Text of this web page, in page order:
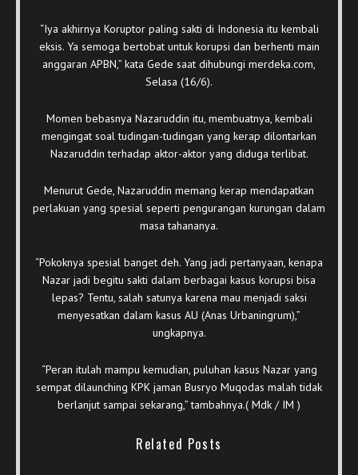
“Iya akhirnya Koruptor paling sakti di Indonesia itu kembali
eksis. Ya semoga bertobat untuk korupsi dan berhenti main
anggaran APBN,” kata Gede saat dihubungi merdeka.com,
Selasa (16/6).
Momen bebasnya Nazaruddin itu, membuatnya, kembali
mengingat soal tudingan-tudingan yang kerap dilontarkan
Nazaruddin terhadap aktor-aktor yang diduga terlibat.
Menurut Gede, Nazaruddin memang kerap mendapatkan
perlakuan yang spesial seperti pengurangan kurungan dalam
masa tahananya.
“Pokoknya spesial banget deh. Yang jadi pertanyaan, kenapa
Nazar jadi begitu sakti dalam berbagai kasus korupsi bisa
lepas? Tentu, salah satunya karena mau menjadi saksi
menyesatkan dalam kasus AU (Anas Urbaningrum),”
ungkapnya.
“Peran itulah mampu kemudian, puluhan kasus Nazar yang
sempat dilaunching KPK jaman Busryo Muqodas malah tidak
berlanjut sampai sekarang,” tambahnya.( Mdk / IM )
Related Posts